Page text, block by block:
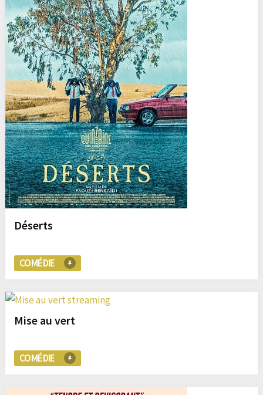
Déserts
COMÉDIE
Mise au vert
COMÉDIE